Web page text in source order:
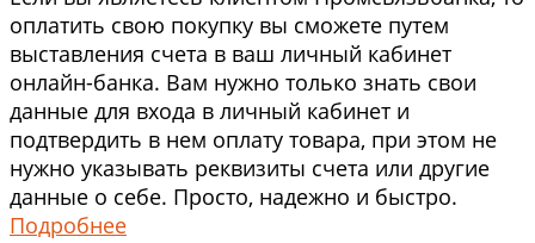
оплатить свою покупку вы сможете путем
выставления счета в ваш личный кабинет
онлайн-банка. Вам нужно только знать свои
данные для входа в личный кабинет и
подтвердить в нем оплату товара, при этом не
нужно указывать реквизиты счета или другие
данные о себе. Просто, надежно и быстро.
Подробнее